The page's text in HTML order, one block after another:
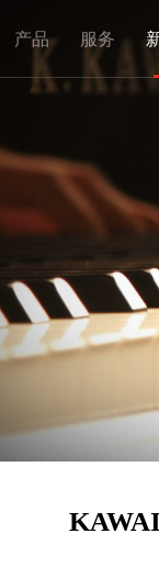
产品 服务